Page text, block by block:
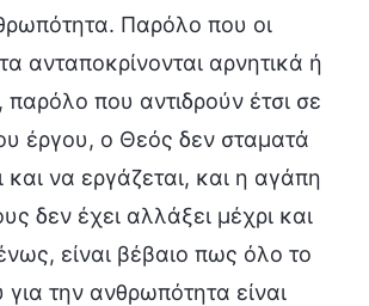
Παρόλο που οι
ανταποκρίνονται αρνητικά ή
παρόλο που αντιδρούν έτσι σε
έργου, ο Θεός δεν σταματά
και να εργάζεται, και η αγάπη
δεν έχει αλλάξει μέχρι και
είναι βέβαιο πως όλο το
την ανθρωπότητα είναι